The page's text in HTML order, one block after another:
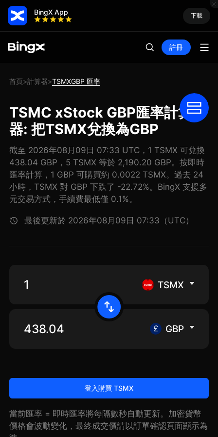
BingX App 下載
註冊
首頁>計算器>TSMXGBP 匯率
TSMC xStock GBP匯率計算
器: 把TSMX兌換為GBP
截至 2026年08月09日 07:33 UTC，1 TSMX 可兌換
438.04 GBP，5 TSMX 等於 2,190.20 GBP。按即時
匯率計算，1 GBP 可購買約 0.0022 TSMX。過去 24
小時，TSMX 對 GBP 下跌了 -22.72%。BingX 支援多
元交易方式，手續費最低僅 0.1%。
最後更新於 2026年08月09日 07:33（UTC）
TSMX
GBP
登入購買 TSMX
當前匯率 = 即時匯率將每隔數秒自動更新。加密貨幣
價格會波動變化，最終成交價請以訂單確認頁面顯示為